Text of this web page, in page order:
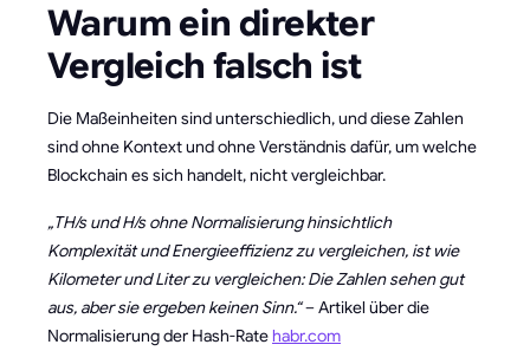
Warum ein direkter
Vergleich falsch ist
Die Maßeinheiten sind unterschiedlich, und diese Zahlen
sind ohne Kontext und ohne Verständnis dafür, um welche
Blockchain es sich handelt, nicht vergleichbar.
„TH/s und H/s ohne Normalisierung hinsichtlich
Komplexität und Energieeffizienz zu vergleichen, ist wie
Kilometer und Liter zu vergleichen: Die Zahlen sehen gut
aus, aber sie ergeben keinen Sinn.“– Artikel über die
Normalisierung der Hash-Ratehabr.com